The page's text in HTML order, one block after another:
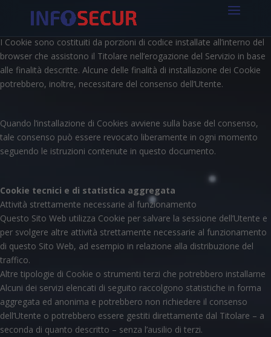
I Cookie sono costituiti da porzioni di codice installate all’interno del
browser che assistono il Titolare nell’erogazione del Servizio in base
alle finalità descritte. Alcune delle finalità di installazione dei Cookie
potrebbero, inoltre, necessitare del consenso dell’Utente.
Quando l’installazione di Cookies avviene sulla base del consenso,
tale consenso può essere revocato liberamente in ogni momento
seguendo le istruzioni contenute in questo documento.
Cookie tecnici e di statistica aggregata
Attività strettamente necessarie al funzionamento
Questo Sito Web utilizza Cookie per salvare la sessione dell’Utente e
per svolgere altre attività strettamente necessarie al funzionamento
di questo Sito Web, ad esempio in relazione alla distribuzione del
traffico.
Altre tipologie di Cookie o strumenti terzi che potrebbero installarne
Alcuni dei servizi elencati di seguito raccolgono statistiche in forma
aggregata ed anonima e potrebbero non richiedere il consenso
dell’Utente o potrebbero essere gestiti direttamente dal Titolare – a
seconda di quanto descritto – senza l’ausilio di terzi.